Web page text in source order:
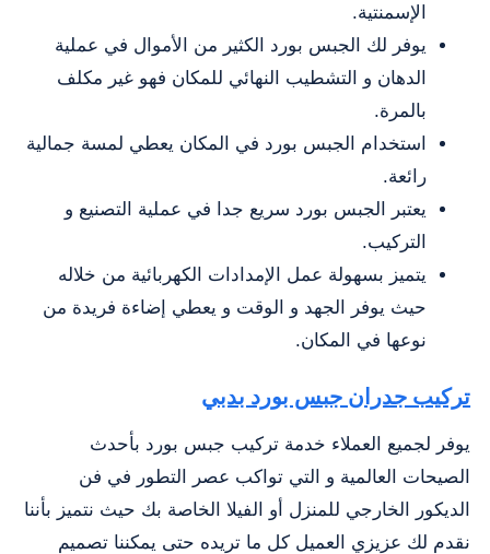
الإسمنتية.
يوفر لك الجبس بورد الكثير من الأموال في عملية
الدهان و التشطيب النهائي للمكان فهو غير مكلف
بالمرة.
استخدام الجبس بورد في المكان يعطي لمسة جمالية
رائعة.
يعتبر الجبس بورد سريع جدا في عملية التصنيع و
التركيب.
يتميز بسهولة عمل الإمدادات الكهربائية من خلاله
حيث يوفر الجهد و الوقت و يعطي إضاءة فريدة من
نوعها في المكان.
تركيب جدران جبس بورد بدبي
يوفر لجميع العملاء خدمة تركيب جبس بورد بأحدث
الصيحات العالمية و التي تواكب عصر التطور في فن
الديكور الخارجي للمنزل أو الفيلا الخاصة بك حيث نتميز بأننا
نقدم لك عزيزي العميل كل ما تريده حتى يمكننا تصميم